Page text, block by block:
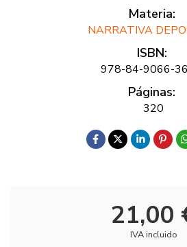
Materia:
NARRATIVA
ISBN:
978-84-9066-
Páginas:
320
21,00
IVA incluido